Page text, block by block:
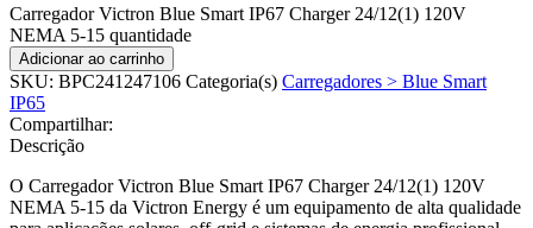
Carregador Victron Blue Smart IP67 Charger 24/12(1) 120V
NEMA 5-15 quantidade
Adicionar ao carrinho
SKU: BPC241247106 Categoria(s) Carregadores > Blue Smart
IP65
Compartilhar:
Descrição
O Carregador Victron Blue Smart IP67 Charger 24/12(1) 120V
NEMA 5-15 da Victron Energy é um equipamento de alta qualidade